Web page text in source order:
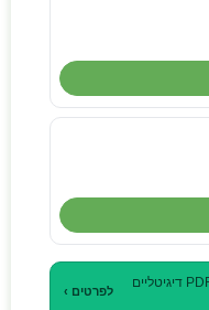
· 5 ספרי PDF דיגיטליים
לפרטים ›